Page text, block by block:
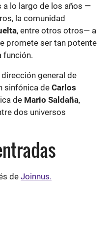
a lo largo de los años —
la comunidad
, entre otros otros— a
promete ser tan potente
función.
general de
sinfónica deCarlos
de Mario Saldaña,
dos universos
de Joinnus.